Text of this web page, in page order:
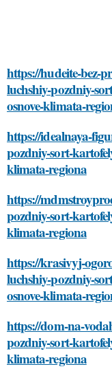
https://hudeite-bez-
luchshiy-pozdniy-
osnove-klimata-
https://idealnaya-
pozdniy-sort-
klimata-regiona
https://
pozdniy-sort-
klimata-regiona
https://krasivyj-
luchshiy-pozdniy-
osnove-klimata-
https://dom-na-
pozdniy-sort-
klimata-regiona